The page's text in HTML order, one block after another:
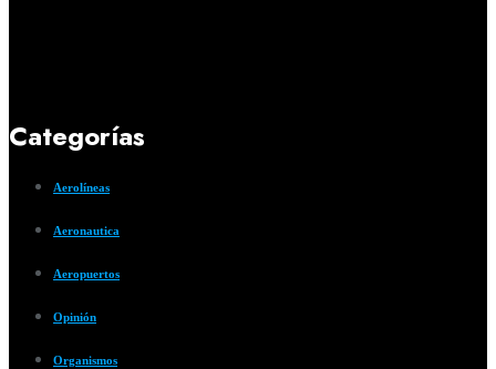
Categorías
Aerolíneas
Aeronautica
Aeropuertos
Opinión
Organismos